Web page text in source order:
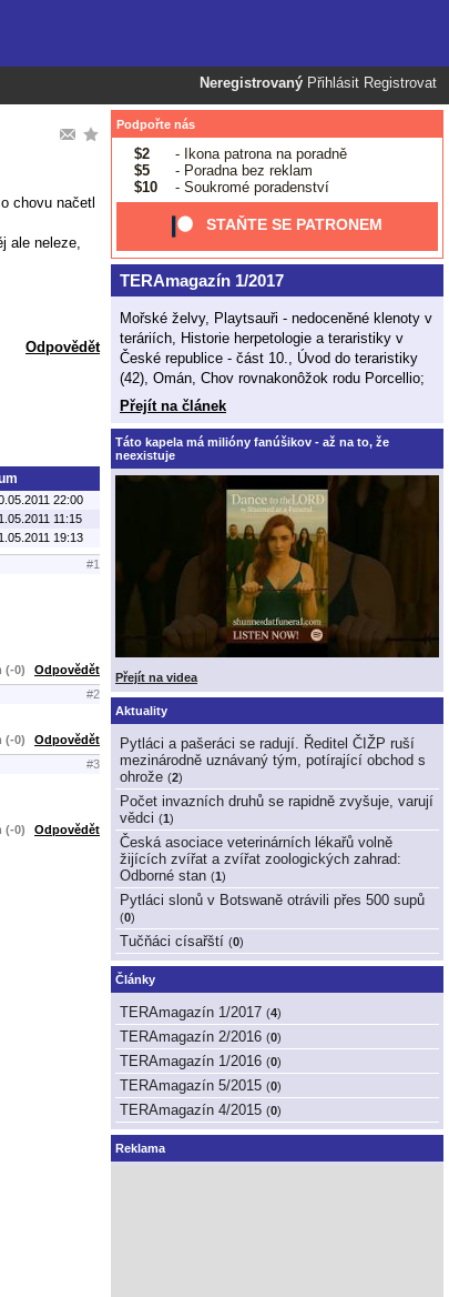
Neregistrovaný Přihlásit Registrovat
chovu načetl
ale neleze,
Odpovědět
22:00
11:15
19:13
#1
(-0) Odpovědět
#2
(-0) Odpovědět
#3
(-0) Odpovědět
Podpořte nás
$2
- Ikona patrona na poradně
$5
- Poradna bez reklam
$10
- Soukromé poradenství
STAŇTE SE PATRONEM
TERAmagazín 1/2017
Mořské želvy, Playtsauři - nedoceněné klenoty v
teráriích, Historie herpetologie a teraristiky v
České republice - část 10., Úvod do teraristiky
(42), Omán, Chov rovnakonôžok rodu Porcellio;
Přejít na článek
Táto kapela má milióny fanúšikov - až na to, že
neexistuje
Přejít na videa
Aktuality
Pytláci a pašeráci se radují. Ředitel ČIŽP ruší
mezinárodně uznávaný tým, potírající obchod s
ohrože (2)
Počet invazních druhů se rapidně zvyšuje, varují
vědci (1)
Česká asociace veterinárních lékařů volně
žijících zvířat a zvířat zoologických zahrad:
Odborné stan (1)
Pytláci slonů v Botswaně otrávili přes 500 supů
(0)
Tučňáci císařští (0)
Články
TERAmagazín 1/2017 (4)
TERAmagazín 2/2016 (0)
TERAmagazín 1/2016 (0)
TERAmagazín 5/2015 (0)
TERAmagazín 4/2015 (0)
Reklama